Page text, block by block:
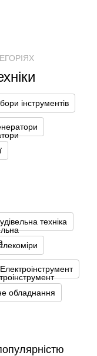
інструментів
техніка
Електроінструмент
обладнання